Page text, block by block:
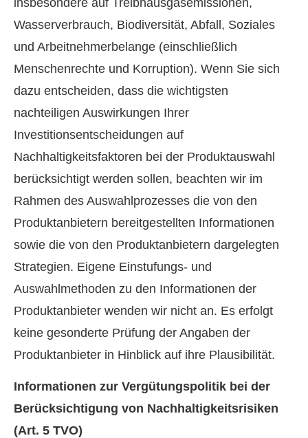
Wasserverbrauch, Biodiversität, Abfall, Soziales
und Arbeitnehmerbelange (einschließlich
Menschenrechte und Korruption). Wenn Sie sich
dazu entscheiden, dass die wichtigsten
nachteiligen Auswirkungen Ihrer
Investitionsentscheidungen auf
Nachhaltigkeitsfaktoren bei der Produktauswahl
berücksichtigt werden sollen, beachten wir im
Rahmen des Auswahlprozesses die von den
Produktanbietern bereitgestellten Informationen
sowie die von den Produktanbietern dargelegten
Strategien. Eigene Einstufungs- und
Auswahlmethoden zu den Informationen der
Produktanbieter wenden wir nicht an. Es erfolgt
keine gesonderte Prüfung der Angaben der
Produktanbieter in Hinblick auf ihre Plausibilität.
Informationen zur Vergütungspolitik bei der
Berücksichtigung von Nachhaltigkeitsrisiken
(Art. 5 TVO)